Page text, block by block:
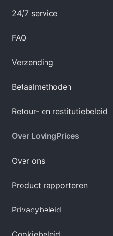
24/7 service
FAQ
Verzending
Betaalmethoden
Retour- en restitutiebeleid
Over LovingPrices
Over ons
Product rapporteren
Privacybeleid
Cookiebeleid